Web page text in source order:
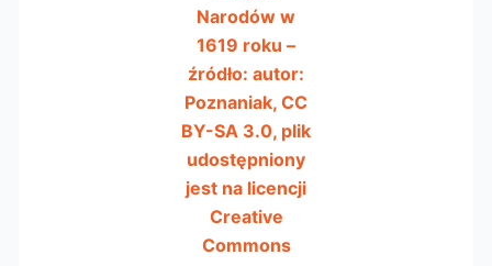
Narodów w
1619 roku –
źródło: autor:
Poznaniak, CC
BY-SA 3.0, plik
udostępniony
jest na licencji
Creative
Commons